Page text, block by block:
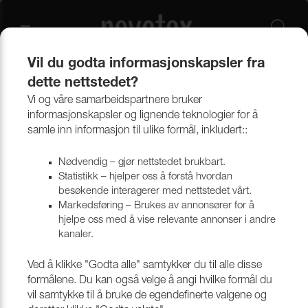
Produkter Forstoff, Presenning & Tekniske duker
Madrass stoff
Filtrera
Vil du godta informasjonskapsler fra
dette nettstedet?
Vi og våre samarbeidspartnere bruker
informasjonskapsler og lignende teknologier for å
samle inn informasjon til ulike formål, inkludert::
Nødvendig – gjør nettstedet brukbart.
Statistikk – hjelper oss å forstå hvordan
besøkende interagerer med nettstedet vårt.
Markedsføring – Brukes av annonsører for å
hjelpe oss med å vise relevante annonser i andre
kanaler.
Ved å klikke "Godta alle" samtykker du til alle disse
formålene. Du kan også velge å angi hvilke formål du
vil samtykke til å bruke de egendefinerte valgene og